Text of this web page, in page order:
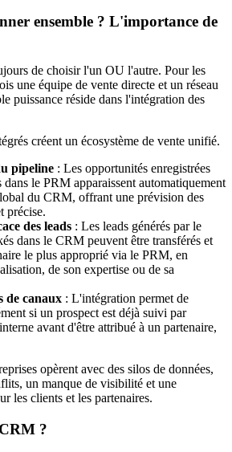
ensemble ? L'importance de
de choisir l'un OU l'autre. Pour les
une équipe de vente directe et un réseau
puissance réside dans l'intégration des
créent un écosystème de vente unifié.
pipeline : Les opportunités enregistrées
dans le PRM apparaissent automatiquement
du CRM, offrant une prévision des
précise.
des leads : Les leads générés par le
dans le CRM peuvent être transférés et
le plus approprié via le PRM, en
de son expertise ou de sa
de canaux : L'intégration permet de
si un prospect est déjà suivi par
avant d'être attribué à un partenaire,
opèrent avec des silos de données,
un manque de visibilité et une
les clients et les partenaires.
?